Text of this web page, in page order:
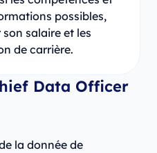
possibles,
salaire et les
de carrière.
Data Officer
la donnée de